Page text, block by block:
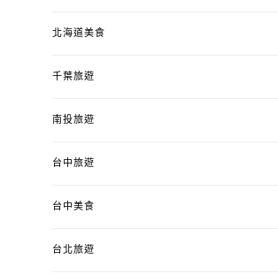
4y3m ：視力檢查、練習犯
錯、認識華德福
北海道美食
千葉旅遊
南投旅遊
台中旅遊
台中美食
台北旅遊